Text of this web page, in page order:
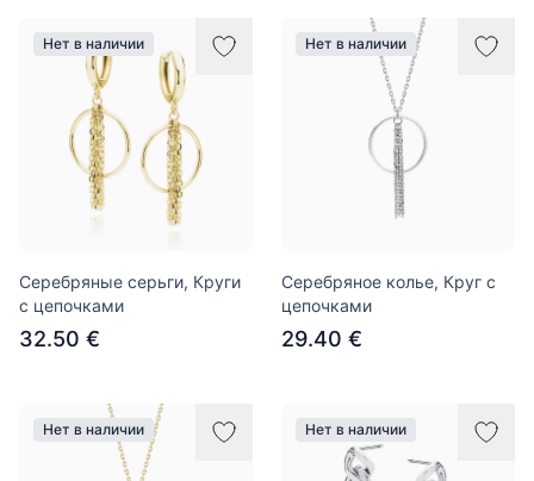
Нет в наличии
Серебряные серьги, Круги
с цепочками
32.50 €
Нет в наличии
Серебряное колье, Круг с
цепочками
29.40 €
Нет в наличии Нет в наличии